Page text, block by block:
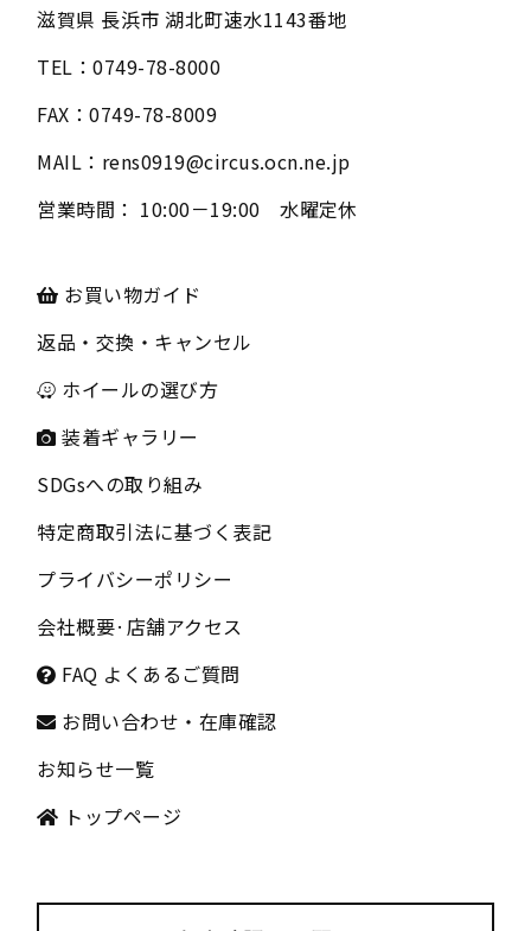
滋賀県 長浜市 湖北町速水1143番地
TEL：0749-78-8000
FAX：0749-78-8009
MAIL： rens0919@circus.ocn.ne.jp
営業時間： 10:00－19:00 水曜定休
お買い物ガイド
返品・交換・キャンセル
ホイールの選び方
装着ギャラリー
SDGsへの取り組み
特定商取引法に基づく表記
プライバシーポリシー
会社概要· 店舗アクセス
FAQ よくあるご質問
お問い合わせ・在庫確認
お知らせ一覧
トップページ